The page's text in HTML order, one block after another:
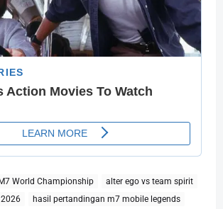
World Championship
alter ego vs team spirit
hasil pertandingan m7 mobile legends